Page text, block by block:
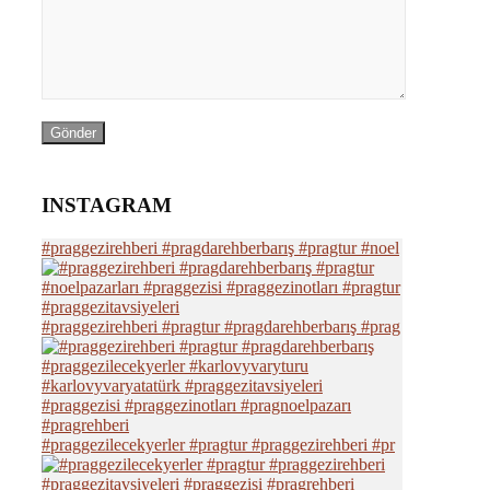
INSTAGRAM
#praggezirehberi #pragdarehberbarış #pragtur #noel
#praggezirehberi #pragtur #pragdarehberbarış #prag
#praggezilecekyerler #pragtur #praggezirehberi #pr